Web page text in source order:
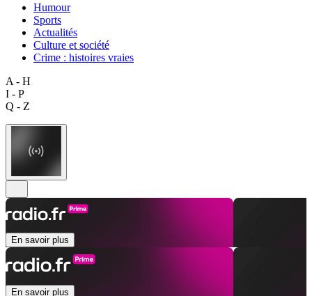
Humour
Sports
Actualités
Culture et société
Crime : histoires vraies
A - H
I - P
Q - Z
En savoir plus
En savoir plus